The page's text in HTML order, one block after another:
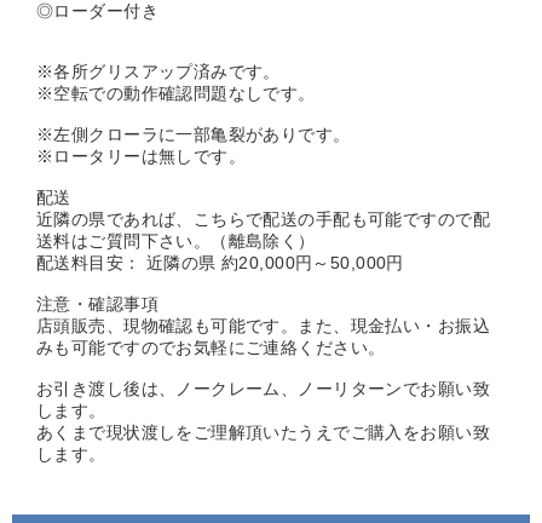
◎ローダー付き
※各所グリスアップ済みです。
※空転での動作確認問題なしです。
※左側クローラに一部亀裂がありです。
※ロータリーは無しです。
配送
近隣の県であれば、こちらで配送の手配も可能ですので配
送料はご質問下さい。（離島除く）
配送料目安： 近隣の県 約20,000円～50,000円
注意・確認事項
店頭販売、現物確認も可能です。また、現金払い・お振込
みも可能ですのでお気軽にご連絡ください。
お引き渡し後は、ノークレーム、ノーリターンでお願い致
します。
あくまで現状渡しをご理解頂いたうえでご購入をお願い致
します。